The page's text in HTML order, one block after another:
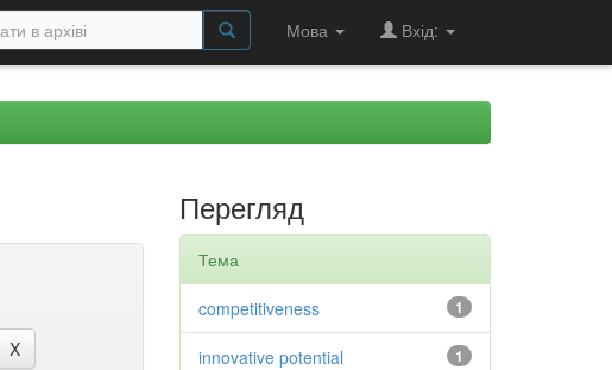
Мова Вхід:
Перегляд
Тема
1
competitiveness
1
innovative potential